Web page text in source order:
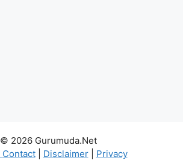
© 2026 Gurumuda.Net
Contact| Disclaimer| Privacy